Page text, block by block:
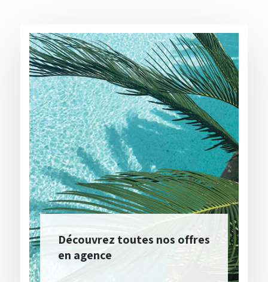
Découvrez toutes nos offres
en agence